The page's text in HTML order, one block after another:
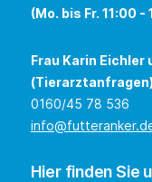
(Mo. bis Fr. 11:00 -
Frau Karin Eichler
0160/45 78 536
Hier finden Sie